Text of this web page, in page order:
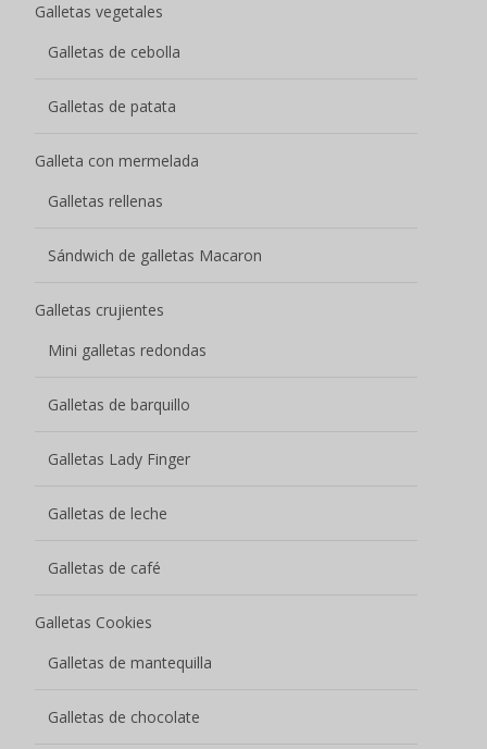
Galletas vegetales
Galletas de cebolla
Galletas de patata
Galleta con mermelada
Galletas rellenas
Sándwich de galletas Macaron
Galletas crujientes
Mini galletas redondas
Galletas de barquillo
Galletas Lady Finger
Galletas de leche
Galletas de café
Galletas Cookies
Galletas de mantequilla
Galletas de chocolate